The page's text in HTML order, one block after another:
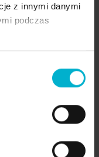
z innymi danymi
podczas
– bez
pewność
razem”